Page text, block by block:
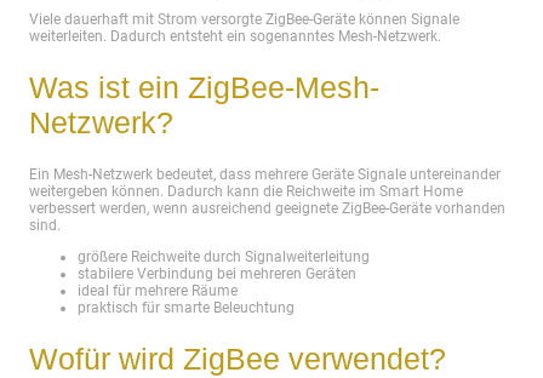
Viele dauerhaft mit Strom versorgte ZigBee-Geräte können Signale
weiterleiten. Dadurch entsteht ein sogenanntes Mesh-Netzwerk.
Was ist ein ZigBee-Mesh-
Netzwerk?
Ein Mesh-Netzwerk bedeutet, dass mehrere Geräte Signale untereinander
weitergeben können. Dadurch kann die Reichweite im Smart Home
verbessert werden, wenn ausreichend geeignete ZigBee-Geräte vorhanden
sind.
größere Reichweite durch Signalweiterleitung
stabilere Verbindung bei mehreren Geräten
ideal für mehrere Räume
praktisch für smarte Beleuchtung
Wofür wird ZigBee verwendet?